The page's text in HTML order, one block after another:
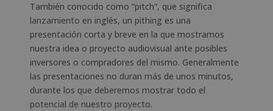
También conocido como “pitch”, que significa
lanzamiento en inglés, un pithing es una
presentación corta y breve en la que mostramos
nuestra idea o proyecto audiovisual ante posibles
inversores o compradores del mismo. Generalmente
las presentaciones no duran más de unos minutos,
durante los que deberemos mostrar todo el
potencial de nuestro proyecto.